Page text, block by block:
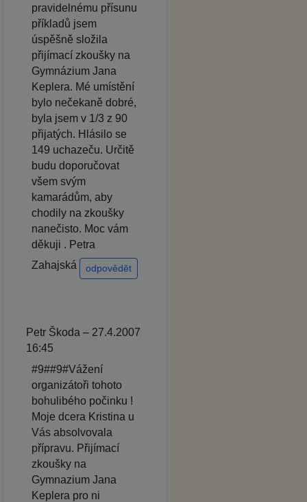
pravidelnému přísunu
příkladů jsem
úspěšně složila
přijímací zkoušky na
Gymnázium Jana
Keplera. Mé umístění
bylo nečekaně dobré,
byla jsem v 1/3 z 90
přijatých. Hlásilo se
149 uchazeču. Určitě
budu doporučovat
všem svým
kamarádům, aby
chodily na zkoušky
nanečisto. Moc vám
děkuji . Petra
Zahajská
odpovědět
Petr Škoda – 27.4.2007
16:45
#9##9#Vážení
organizátoři tohoto
bohulibého počinku !
Moje dcera Kristina u
Vás absolvovala
přípravu. Přijímací
zkoušky na
Gymnazium Jana
Keplera pro ni